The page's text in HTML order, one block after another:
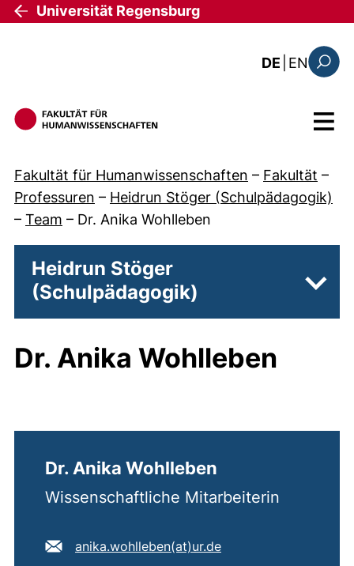
Direkt zum Inhalt
Universität Regensburg
DE EN: this
Menü
Fakultät für Humanwissenschaften – Fakultät –
Professuren – Heidrun Stöger (Schulpädagogik)
– Team – Dr. Anika Wohlleben
Heidrun Stöger
(Schulpädagogik)
Dr. Anika Wohlleben
Dr. Anika Wohlleben
Wissenschaftliche Mitarbeiterin
E-Mail Adresse:
anika.wohlleben​(at)​ur.de(öffnet Ihr E-Mail-